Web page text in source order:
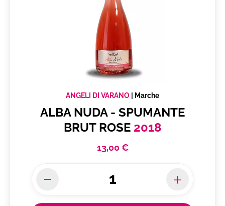
ANGELI DI VARANO Marche
ALBA NUDA - SPUMANTE
BRUT ROSE 2018
13,00 €